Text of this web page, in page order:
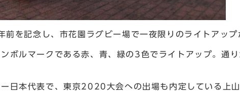
を記念し、市花園ラグビー場で一夜限りのライトアップ
ボルマークである赤、青、緑の3色でライトアップ。通
日本代表で、東京2020大会への出場も内定している上